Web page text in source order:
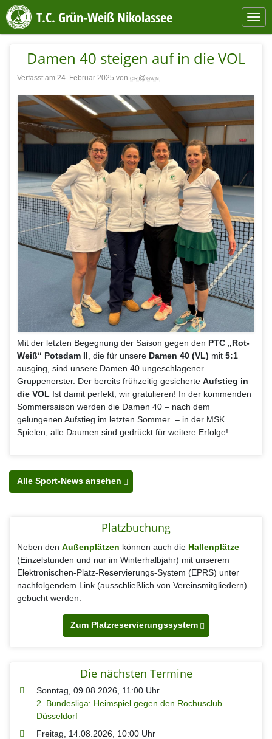
T.C. Grün-Weiß Nikolassee
Damen 40 steigen auf in die VOL
Verfasst am 24. Februar 2025 von cr@gwn
Mit der letzten Begegnung der Saison gegen den PTC „Rot-
Weiß“ Potsdam II , die für unsere Damen 40 (VL) mit 5:1
ausging, sind unsere Damen 40 ungeschlagener
Gruppenerster. Der bereits frühzeitig gesicherte Aufstieg in
die VOL Ist damit perfekt, wir gratulieren! In der kommenden
Sommersaison werden die Damen 40 – nach dem
gelungenen Aufstieg im letzten Sommer – in der MSK
Spielen, alle Daumen sind gedrückt für weitere Erfolge!
Alle Sport-News ansehen
Platzbuchung
Neben den Außenplätzen können auch die Hallenplätze
(Einzelstunden und nur im Winterhalbjahr) mit unserem
Elektronischen-Platz-Reservierungs-System (EPRS) unter
nachfolgendem Link (aus­schließlich von Vereins­mitgliedern)
gebucht werden:
Zum Platzreservierungssystem
Die nächsten Termine
Sonntag, 09.08.2026, 11:00 Uhr
2. Bundesliga: Heimspiel gegen den Rochusclub
Düsseldorf
Freitag, 14.08.2026, 10:00 Uhr